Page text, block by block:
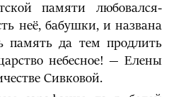
памяти любовался-
неё, бабушки, и названа
память да тем продлить
небесное! — Елены
Сивковой.